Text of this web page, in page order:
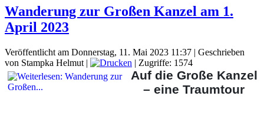
Wanderung zur Großen Kanzel am 1.
April 2023
Veröffentlicht am Donnerstag, 11. Mai 2023 11:37 | Geschrieben
von Stampka Helmut | | Zugriffe: 1574
Auf die Große Kanzel
– eine Traumtour